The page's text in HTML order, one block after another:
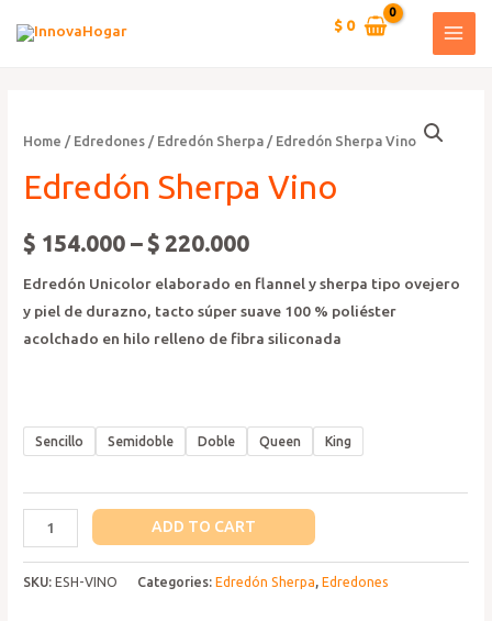
$ 0
Home / Edredones / Edredón Sherpa / Edredón Sherpa Vino
Edredón Sherpa Vino
$ 154.000 –$ 220.000
Edredón Unicolor elaborado en flannel y sherpa tipo ovejero
y piel de durazno, tacto súper suave 100 % poliéster
acolchado en hilo relleno de fibra siliconada
Sencillo Semidoble Doble Queen King
Edredón
Sherpa
Vino
ADD TO CART
SKU:ESH-VINO Categories:Edredón Sherpa,Edredones